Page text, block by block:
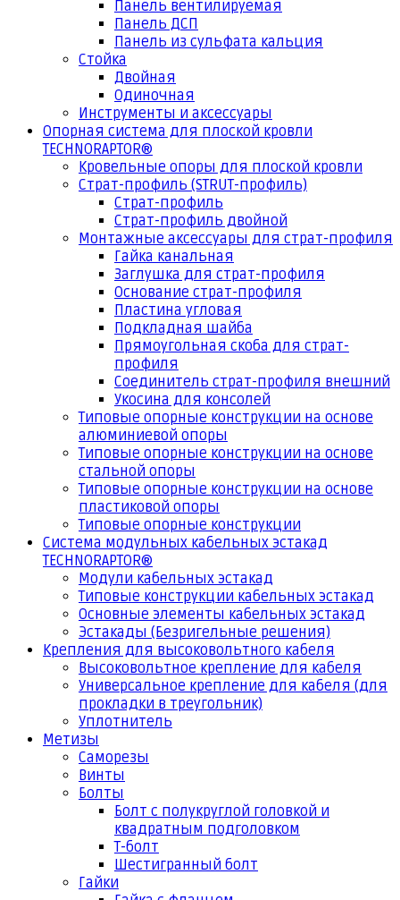
Панель вентилируемая
Панель ДСП
Панель из сульфата кальция
Стойка
Двойная
Одиночная
Инструменты и аксессуары
Опорная система для плоской кровли
TECHNORAPTOR®
Кровельные опоры для плоской кровли
Страт-профиль (STRUT-профиль)
Страт-профиль
Страт-профиль двойной
Монтажные аксессуары для страт-профиля
Гайка канальная
Заглушка для страт-профиля
Основание страт-профиля
Пластина угловая
Подкладная шайба
Прямоугольная скоба для страт-
профиля
Соединитель страт-профиля внешний
Укосина для консолей
Типовые опорные конструкции на основе
алюминиевой опоры
Типовые опорные конструкции на основе
стальной опоры
Типовые опорные конструкции на основе
пластиковой опоры
Типовые опорные конструкции
Система модульных кабельных эстакад
TECHNORAPTOR®
Модули кабельных эстакад
Типовые конструкции кабельных эстакад
Основные элементы кабельных эстакад
Эстакады (Безригельные решения)
Крепления для высоковольтного кабеля
Высоковольтное крепление для кабеля
Универсальное крепление для кабеля (для
прокладки в треугольник)
Уплотнитель
Метизы
Саморезы
Винты
Болты
Болт с полукруглой головкой и
квадратным подголовком
Т-болт
Шестигранный болт
Гайки